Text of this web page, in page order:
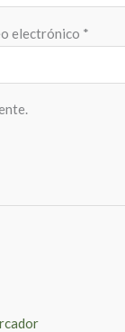
electrónico *